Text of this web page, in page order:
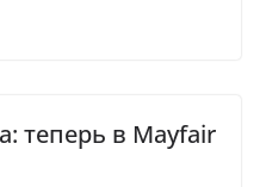
теперь в Mayfair